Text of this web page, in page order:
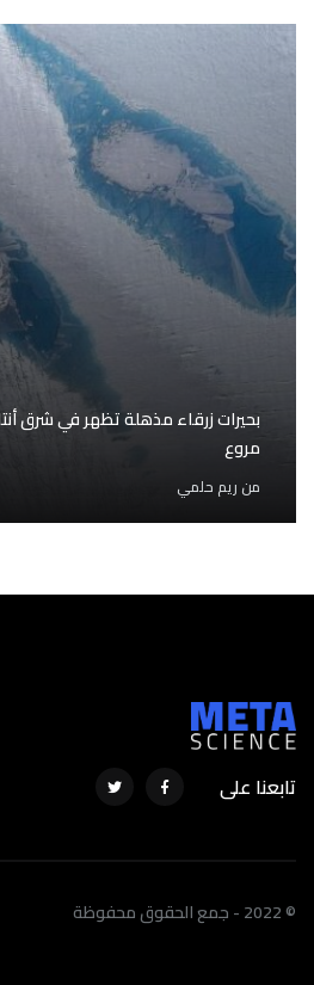
بحيرات زرقاء مذهلة تظهر في شرق
مروع
من ريم حلمي
تابعنا على
© 2022 - جمع الحقوق محفوظة